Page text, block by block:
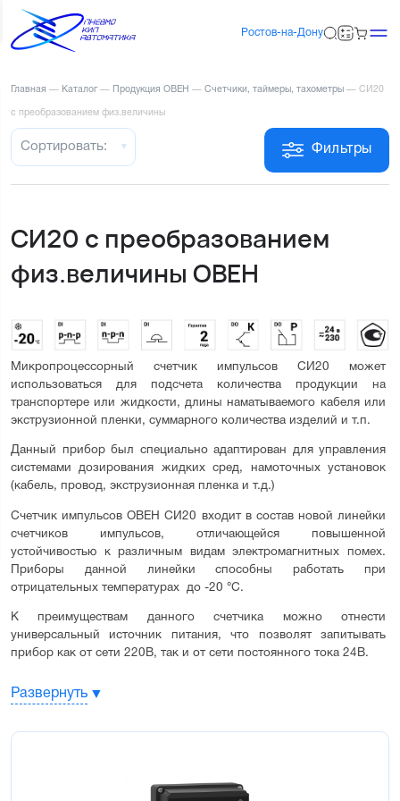
Ростов-на-Дону
Главная — Каталог — Продукция ОВЕН — Счетчики, таймеры, тахометры — СИ20
с преобразованием физ.величины
Фильтры
Сортировать:
СИ20 с преобразованием
физ.величины ОВЕН
Микропроцессорный счетчик импульсов СИ20 может
использоваться для подсчета количества продукции на
транспортере или жидкости, длины наматываемого кабеля или
экструзионной пленки, суммарного количества изделий и т.п.
Данный прибор был специально адаптирован для управления
системами дозирования жидких сред, намоточных установок
(кабель, провод, экструзионная пленка и т.д.)
Счетчик импульсов ОВЕН СИ20 входит в состав новой линейки
счетчиков импульсов, отличающейся повышенной
устойчивостью к различным видам электромагнитных помех.
Приборы данной линейки способны работать при
отрицательных температурах  до -20 °С.
К преимуществам данного счетчика можно отнести
универсальный источник питания, что позволят запитывать
прибор как от сети 220В, так и от сети постоянного тока 24В.
типов: настенном Н и щитовых Щ1, Щ2
Основные функциональные возможности
Прямой счет импульсов, поступающих от подключенного к
Развернуть